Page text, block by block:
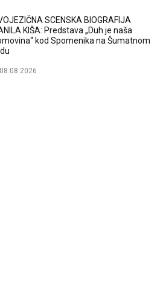
SCENSKA BIOGRAFIJA
KIŠA: Predstava „Duh je naša
kod Spomenika na Šumatnom
08.08.2026